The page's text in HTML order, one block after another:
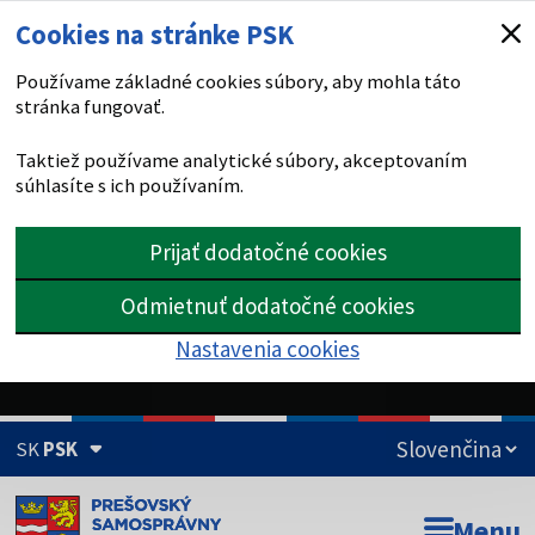
Cookies na stránke PSK
Používame základné cookies súbory, aby mohla táto
stránka fungovať.
Taktiež používame analytické súbory, akceptovaním
súhlasíte s ich používaním.
Prijať dodatočné cookies
Odmietnuť dodatočné cookies
Nastavenia cookies
SKPSK
Doména psk.sk je oficiálna